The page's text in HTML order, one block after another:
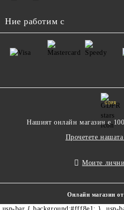
Ние работим с
GDPR
Нашият онлайн магазин е
Прочетете
Моите
Онлайн магазин